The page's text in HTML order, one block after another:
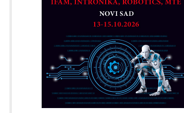
Razvoj asortimanskog pravca MINI-
PLC AKYTEC
dostupan u Srbiji
MOTOMAN – NEXT-Robotika vođena
veštačkom inteligencijom
I.SAFE MOBILE revolucioniše
industrijsku automatizaciju
pionirskimmobile operator PANEL-OM